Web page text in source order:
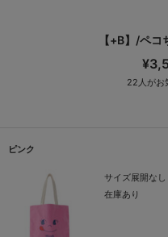
【+B】/ペ
22 人がお
ピンク
サイズ展開な
在庫あり